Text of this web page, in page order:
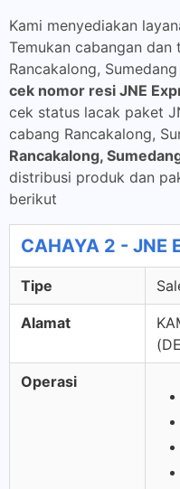
Kami menyediakan
Temukan cabangan
Rancakalong,
cek nomor resi JNE
cek status lacak paket
cabang Rancakalong,
Rancakalong,
distribusi produk dan
berikut
CAHAYA 2 - JNE
Tipe
Alamat
Operasi